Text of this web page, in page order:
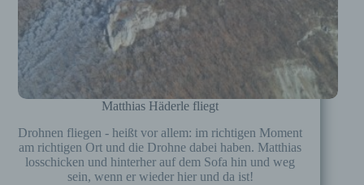
Matthias Häderle fliegt
Drohnen fliegen - heißt vor allem: im richtigen Moment
am richtigen Ort und die Drohne dabei haben. Matthias
losschicken und hinterher auf dem Sofa hin und weg
sein, wenn er wieder hier und da ist!